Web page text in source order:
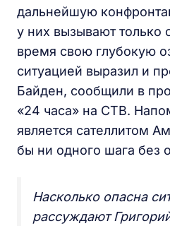
дальнейшую
у них вызывают только
время свою глубокую
ситуацией выразил и
Байден, сообщили в
«24 часа» на СТВ.
является сателлитом
бы ни одного шага без
Насколько опасна
рассуждают